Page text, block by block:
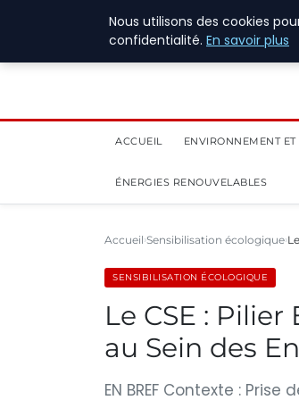
28 juillet 2026
ACCUEIL ENVIRONNEMENT
ÉNERGIES RENOUVELABLES
Accueil Sensibilisation écologique
SENSIBILISATION ÉCOLOGIQUE
Le CSE :
au Sein des
EN BREF Contexte :
Nous utilisons des cookies
confidentialité. En savoir plus